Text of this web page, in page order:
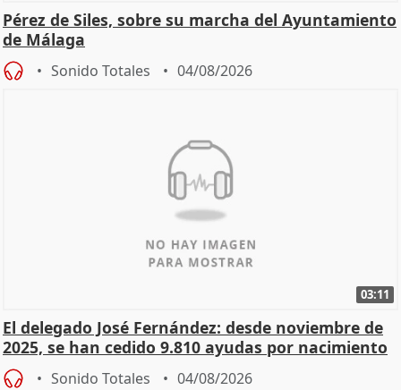
Pérez de Siles, sobre su marcha del Ayuntamiento
de Málaga
Sonido Totales 04/08/2026
03:11
El delegado José Fernández: desde noviembre de
2025, se han cedido 9.810 ayudas por nacimiento
Sonido Totales 04/08/2026